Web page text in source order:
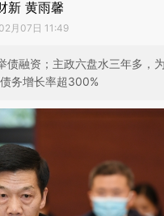
新 黄雨馨
月07日 11:49
融资；主政六盘水三年多，
务增长率超300%